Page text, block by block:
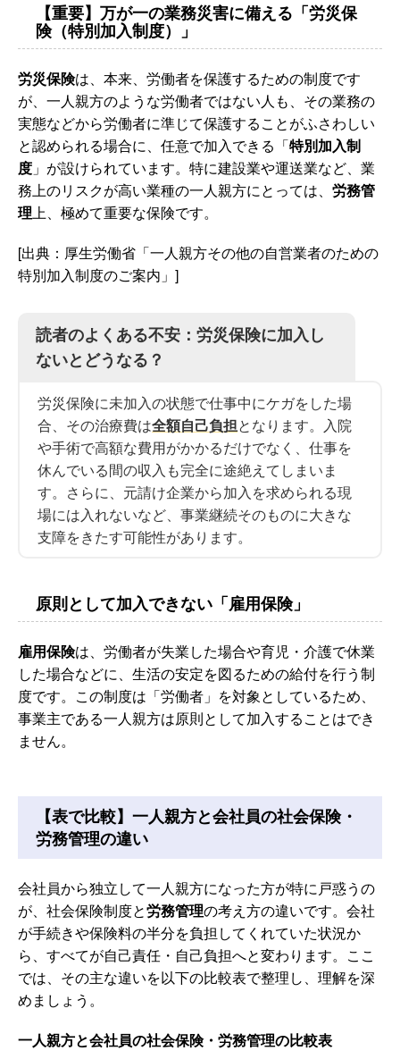
【重要】万が一の業務災害に備える「労災保
険（特別加入制度）」
労災保険は、本来、労働者を保護するための制度です
が、一人親方のような労働者ではない人も、その業務の
実態などから労働者に準じて保護することがふさわしい
と認められる場合に、任意で加入できる「特別加入制
度 」が設けられています。特に建設業や運送業など、業
務上のリスクが高い業種の一人親方にとっては、 労務管
理上、極めて重要な保険です。
[出典：厚生労働省「一人親方その他の自営業者のための
特別加入制度のご案内」]
読者のよくある不安：労災保険に加入し
ないとどうなる？
労災保険に未加入の状態で仕事中にケガをした場
合、その治療費は全額自己負担となります。入院
や手術で高額な費用がかかるだけでなく、仕事を
休んでいる間の収入も完全に途絶えてしまいま
す。さらに、元請け企業から加入を求められる現
場には入れないなど、事業継続そのものに大きな
支障をきたす可能性があります。
原則として加入できない「雇用保険」
雇用保険は、労働者が失業した場合や育児・介護で休業
した場合などに、生活の安定を図るための給付を行う制
度です。この制度は「労働者」を対象としているため、
事業主である一人親方は原則として加入することはでき
ません。
【表で比較】一人親方と会社員の社会保険・
労務管理の違い
会社員から独立して一人親方になった方が特に戸惑うの
が、社会保険制度と労務管理の考え方の違いです。会社
が手続きや保険料の半分を負担してくれていた状況か
ら、すべてが自己責任・自己負担へと変わります。ここ
では、その主な違いを以下の比較表で整理し、理解を深
めましょう。
一人親方と会社員の社会保険・労務管理の比較表